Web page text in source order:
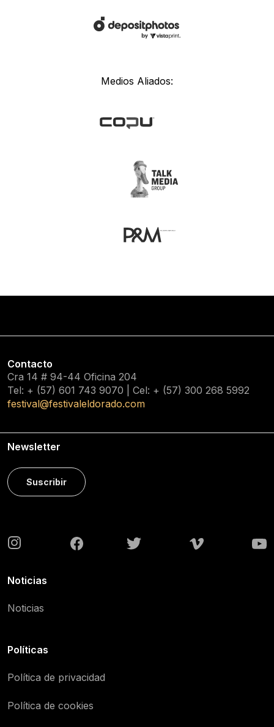
Medios Aliados:
Contacto
Cra 14 # 94-44 Oficina 204
Tel: + (57) 601 743 9070 | Cel: + (57) 300 268 5992
festival@festivaleldorado.com
Newsletter
Suscribir
Noticias
Noticias
Políticas
Política de privacidad
Política de cookies